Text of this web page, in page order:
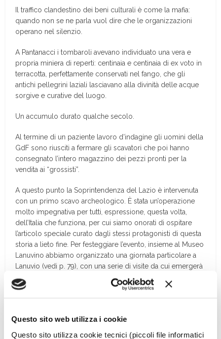
Questo sito web utilizza i cookie
Questo sito utilizza cookie tecnici (piccoli file informatici
Il traffico clandestino dei beni culturali è come la mafia:
quando non se ne parla vuol dire che le organizzazioni
operano nel silenzio.
A Pantanacci i tombaroli avevano individuato una vera e
propria miniera di reperti: centinaia e centinaia di ex voto in
terracotta, perfettamente conservati nel fango, che gli
antichi pellegrini laziali lasciavano alla divinità delle acque
sorgive e curative del luogo.
Un accumulo durato qualche secolo.
Al termine di un paziente lavoro d’indagine gli uomini della
GdF sono riusciti a fermare gli scavatori che poi hanno
consegnato l’intero magazzino dei pezzi pronti per la
vendita ai “grossisti”.
A questo punto la Soprintendenza del Lazio è intervenuta
con un primo scavo archeologico. È stata un’operazione
molto impegnativa per tutti, espressione, questa volta,
dell’Italia che funziona, per cui siamo onorati di ospitare
l’articolo speciale curato dagli stessi protagonisti di questa
storia a lieto fine. Per festeggiare l’evento, insieme al Museo
Lanuvino abbiamo organizzato una giornata particolare a
Lanuvio (vedi p. 79), con una serie di visite da cui emergerà
il contesto storico dello straordinario ritrovamento: quel
contesto che gli scavi clandestini sanno solo distruggere.
direttore di “Archeologia Viva”